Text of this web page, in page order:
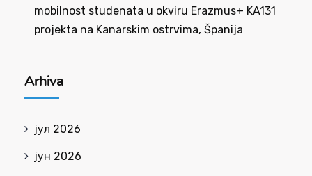
mobilnost studenata u okviru Erazmus+ KA131
projekta na Kanarskim ostrvima, Španija
Arhiva
јул 2026
јун 2026